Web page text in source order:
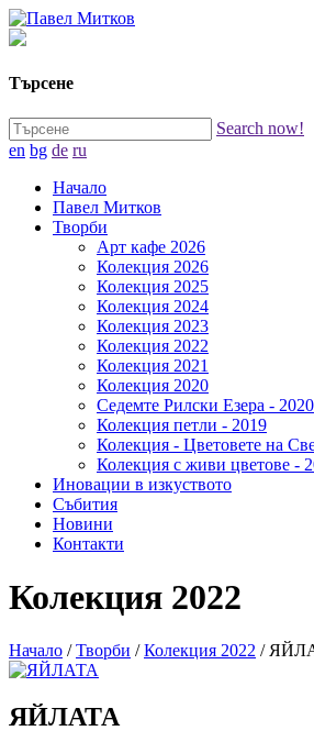
Търсене
Search now!
en bg de ru
Начало
Павел Митков
Творби
Арт кафе 2026
Колекция 2026
Колекция 2025
Колекция 2024
Колекция 2023
Колекция 2022
Колекция 2021
Колекция 2020
Седемте Рилски Езера - 2020
Колекция петли - 2019
Колекция - Цветовете на
Колекция с живи цветове -
Иновации в изкуството
Събития
Новини
Контакти
Колекция 2022
Начало /Творби /Колекция 2022 /
ЯЙЛАТА